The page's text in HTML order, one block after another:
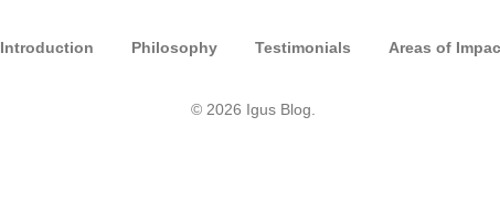
Introduction Philosophy Testimonials Areas of
© 2026 Igus Blog.